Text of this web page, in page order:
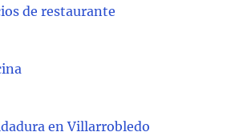
de restaurante
en Villarrobledo